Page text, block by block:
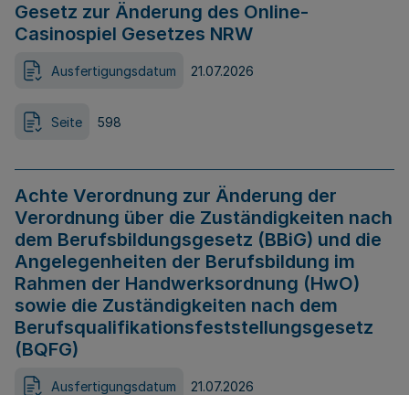
Gesetz zur Änderung des Online-
Casinospiel Gesetzes NRW
Ausfertigungsdatum 21.07.2026
Seite 598
Achte Verordnung zur Änderung der
Verordnung über die Zuständigkeiten nach
dem Berufsbildungsgesetz (BBiG) und die
Angelegenheiten der Berufsbildung im
Rahmen der Handwerksordnung (HwO)
sowie die Zuständigkeiten nach dem
Berufsqualifikationsfeststellungsgesetz
(BQFG)
Ausfertigungsdatum 21.07.2026